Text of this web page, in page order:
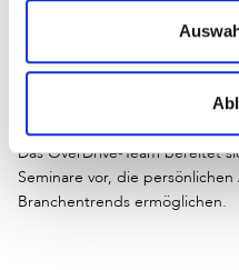
Das OverDrive-Team bereitet
Seminare vor, die
Branchentrends ermöglichen.